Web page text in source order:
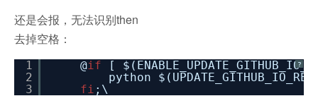
还是会报，无法识别then
去掉空格：
?
1
2
3
@if
[
python
fi ;\